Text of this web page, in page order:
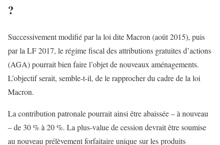
?
Successivement modifié par la loi dite Macron (août 2015), puis
par la LF 2017, le régime fiscal des attributions gratuites d’actions
(AGA) pourrait bien faire l’objet de nouveaux aménagements.
L’objectif serait, semble-t-il, de le rapprocher du cadre de la loi
Macron.
La contribution patronale pourrait ainsi être abaissée – à nouveau
– de 30 % à 20 %. La plus-value de cession devrait être soumise
au nouveau prélèvement forfaitaire unique sur les produits